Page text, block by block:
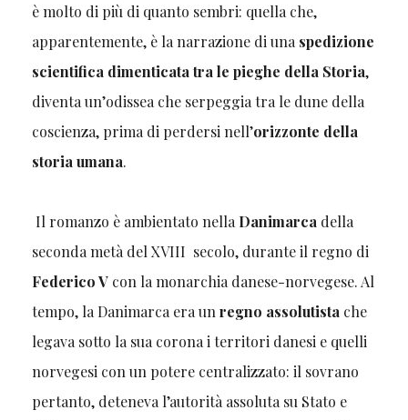
è molto di più di quanto sembri: quella che,
apparentemente, è la narrazione di una spedizione
scientifica dimenticata tra le pieghe della Storia,
diventa un’odissea che serpeggia tra le dune della
coscienza, prima di perdersi nell’orizzonte della
storia umana.
Il romanzo è ambientato nella Danimarca della
seconda metà del XVIII secolo, durante il regno di
Federico Vcon la monarchia danese-norvegese. Al
tempo, la Danimarca era un regno assolutista che
legava sotto la sua corona i territori danesi e quelli
norvegesi con un potere centralizzato: il sovrano
pertanto, deteneva l’autorità assoluta su Stato e